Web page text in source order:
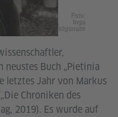
Foto:
Inga
Migūnaitė
neustes Buch „Pietinia
letztes Jahr von Markus
Chroniken des
2019). Es wurde auf